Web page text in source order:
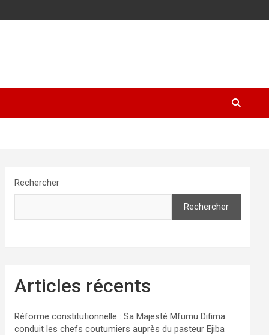
Rechercher
Rechercher
Articles récents
Réforme constitutionnelle : Sa Majesté Mfumu Difima
conduit les chefs coutumiers auprès du pasteur Ejiba